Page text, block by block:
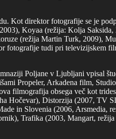
Kot direktor fotografije se je
Koyaa (režija: Kolja
(režija Martin Turk, 2009),
tudi pri televizijskem
Poljane v Ljubljani vpisal
Propeler, Arkadena film,
filmografija obsega več kot
Hočevar), Distorzija (2007, TV
in Slovenia (2006, Arsmedia,
Trafika (2003, Mangart,